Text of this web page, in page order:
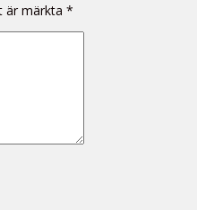
är märkta *